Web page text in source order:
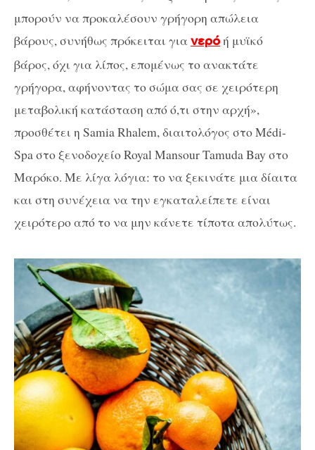
μπορούν να προκαλέσουν γρήγορη απώλεια
βάρους, συνήθως πρόκειται γιανερόή μυϊκό
βάρος, όχι για λίπος, επομένως το ανακτάτε
γρήγορα, αφήνοντας το σώμα σας σε χειρότερη
μεταβολική κατάσταση από ό,τι στην αρχή»,
προσθέτει η Samia Rhalem, διαιτολόγος στο Médi-
Spa στο ξενοδοχείο Royal Mansour Tamuda Bay στο
Μαρόκο. Με λίγα λόγια: το να ξεκινάτε μια δίαιτα
και στη συνέχεια να την εγκαταλείπετε είναι
χειρότερο από το να μην κάνετε τίποτα απολύτως.